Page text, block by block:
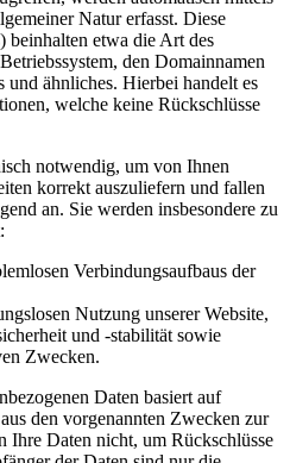
Natur erfasst. Diese
etwa die Art des
den Domainnamen
und ähnliches. Hierbei handelt es
welche keine Rückschlüsse
notwendig, um von Ihnen
korrekt auszuliefern und fallen
an. Sie werden insbesondere zu
Verbindungsaufbaus der
Nutzung unserer Website,
und -stabilität sowie
Zwecken.
Daten basiert auf
den vorgenannten Zwecken zur
Ihre Daten nicht, um Rückschlüsse